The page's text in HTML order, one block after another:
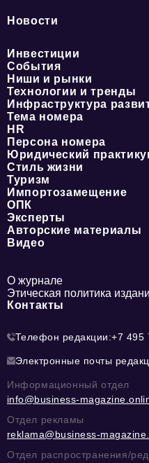
Новости
Инвестиции
События
Ниши и рынки
Технологии и тренды
Инфраструктура
Тема номера
HR
Персона номера
Юридический
Стиль жизни
Туризм
Импортозамещение
ОПК
Эксперты
Авторские материалы
Видео
О журнале
Этическая политика
Контакты
Телефон редакции:+7 495
Электронные почты
Информационный отдел
info@business-
Отдел рекламы
reklama@business-
Отдел распространения/